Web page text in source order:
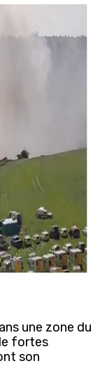
une zone du
fortes
son